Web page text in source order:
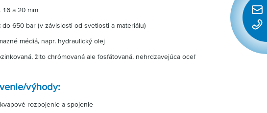
16 a 20 mm
do 650 bar (v závislosti od svetlosti a materiálu)
médiá, napr. hydraulický olej
žlto chrómovaná ale fosfátovaná, nehrdzavejúca oceľ
výhody:
rozpojenie a spojenie